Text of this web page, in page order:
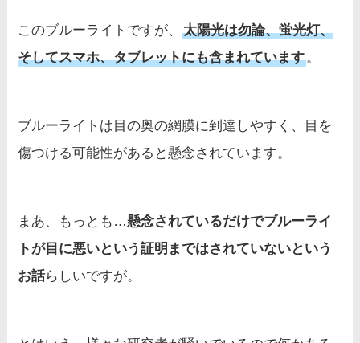
このブルーライトですが、太陽光は勿論、蛍光灯、
そしてスマホ、タブレットにも含まれています。
ブルーライトは目の奥の網膜に到達しやすく、目を
傷つける可能性があると懸念されています。
まあ、もっとも…懸念されているだけでブルーライ
トが目に悪いという証明まではされていないという
お話らしいですが。